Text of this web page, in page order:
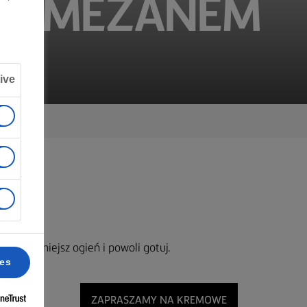
zmniejsz ogień i powoli gotuj.
ZAPRASZAMY NA KREMOWE